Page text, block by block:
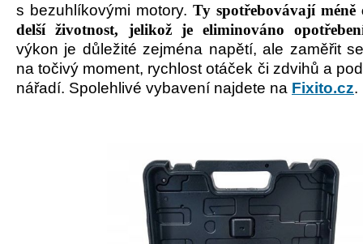
s bezuhlíkovými motory. Ty spotřebovávají méně
delší životnost, jelikož je eliminováno opotřeben
výkon je důležitézejména napětí, ale zaměřit
na točivý moment, rychlost otáček či zdvihů a
nářadí. Spolehlivé vybavení najdete na Fixito.cz.